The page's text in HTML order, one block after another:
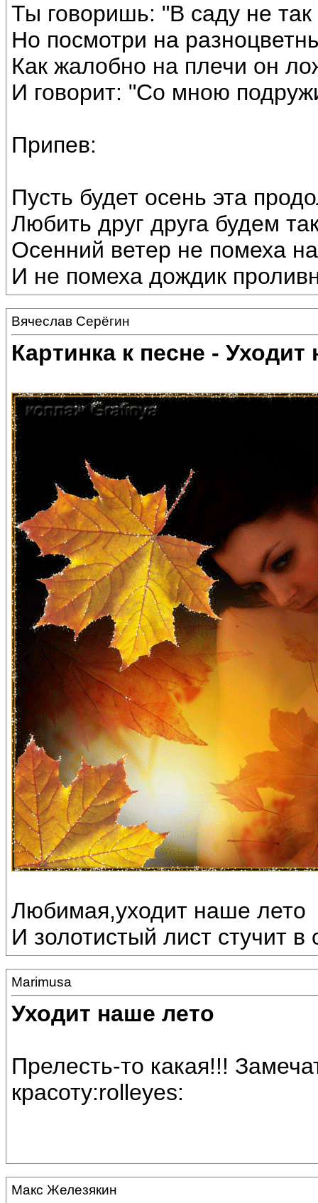
Ты говоришь: "В саду не
Но посмотри на
Как жалобно на плечи он
И говорит: "Со мною
Припев:
Пусть будет осень эта
Любить друг друга будем
Осенний ветер не помеха
И не помеха дождик
Вячеслав Серёгин
Картинка к песне - Уходит
Любимая,уходит наше лето
И золотистый лист стучит в
Marimusa
Уходит наше лето
Прелесть-то какая!!!
красоту:rolleyes:
Макс Железякин